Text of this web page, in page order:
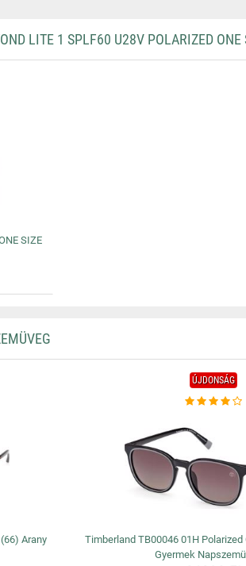
LITE 1 SPLF60 U28V POLARIZED
SIZE
Arany
ÚJDONSÁG
Timberland TB00046 01H Polarized
Gyermek